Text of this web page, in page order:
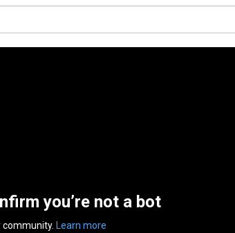
you’re not a bot
Learn more